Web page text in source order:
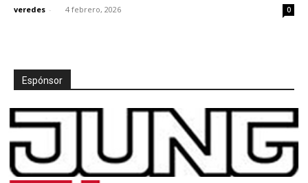
veredes - 4 febrero, 2026 0
Espónsor